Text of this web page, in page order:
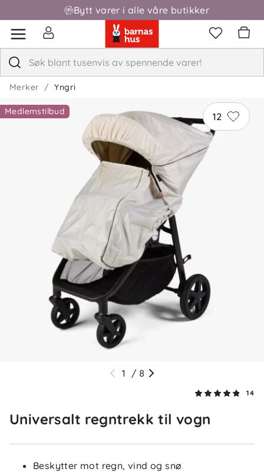
Bytt varer i alle våre butikker
Fri frakt over 1000,-
Merker Yngri
12
Medlemstilbud
1 / 8
14
Universalt regntrekk til vogn
Beskytter mot regn, vind og snø
Denne regntrekk passer veldig godt til barnevognen
min og beskytter barnet mitt godt mot vind og regn
✓
Nora
Tusen takk for hyggelig tilbakemelding! 😊 Så fint å
høre at regntrekket passer godt til vognen din.
Bekreftet kjøper
Saleha R Bekreftet kjøper
9 dager siden
Rayne R
UB